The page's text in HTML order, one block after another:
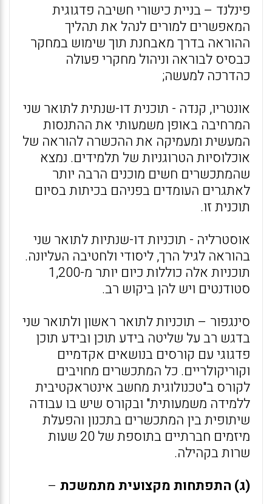
פינלנד – בניית כישורי חשיבה פדגוגית
המאפשרים למורים לנהל את תהליך
ההוראה בדרך מאבחנת תוך שימוש במחקר
כבסיס לבוראה וניהול מחקרי פעולה
כהדרכה למעשה;
אונטריו, קנדה - תוכנית דו-שנתית לתואר שני
המרחיבה באופן משמעותי את ההתנסות
המעשית ומעמיקה את ההכשרה להוראה של
אוכלוסיות הטרוגניות של תלמידים. נמצא
שהמתכשרים חשים מוכנים הרבה יותר
לאתגרים העומדים בפניהם בכיתות בסיום
תוכנית זו.
אוסטרליה - תוכניות דו-שנתיות לתואר שני
בהוראה לגיל הרך, ליסודי ולחטיבה העליונה.
תוכניות אלה כוללות כיום יותר מ-1,200
סטודנטים ויש להן ביקוש רב.
סינגפור – תוכניות לתואר ראשון ולתואר שני
בדגש רב על שליטה בידע תוכן ובידע תוכן
פדגוגי עם קורסים בנושאים אקדמיים
וקוריקולריים. כל המתכשרים מחויבים
לקורס ב"טכנולוגית מחשב אינטראקטיבית
ללמידה משמעותית" ובקורס שיש בו עבודה
שיתופית בין המתכשרים בתכנון והפעלת
מיזמים חברתיים בתוספת של 20 שעות
שרות בקהילה.
(ג) התפתחות מקצועית מתמשכת –